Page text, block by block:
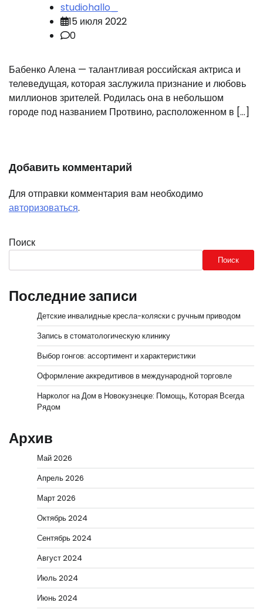
studiohallo_
15 июля 2022
0
Бабенко Алена — талантливая российская актриса и
телеведущая, которая заслужила признание и любовь
миллионов зрителей. Родилась она в небольшом
городе под названием Протвино, расположенном в […]
Добавить комментарий
Для отправки комментария вам необходимо
авторизоваться.
Поиск
Поиск
Последние записи
Детские инвалидные кресла-коляски с ручным приводом
Запись в стоматологическую клинику
Выбор гонгов: ассортимент и характеристики
Оформление аккредитивов в международной торговле
Нарколог на Дом в Новокузнецке: Помощь, Которая Всегда
Рядом
Архив
Май 2026
Апрель 2026
Март 2026
Октябрь 2024
Сентябрь 2024
Август 2024
Июль 2024
Июнь 2024